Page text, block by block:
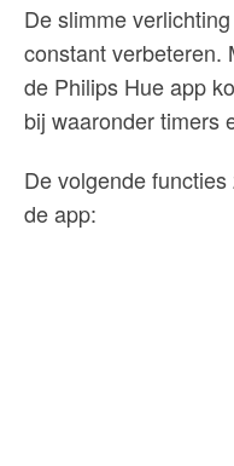
De slimme
constant verbeteren.
de Philips Hue app
bij waaronder timers
De volgende
de app: